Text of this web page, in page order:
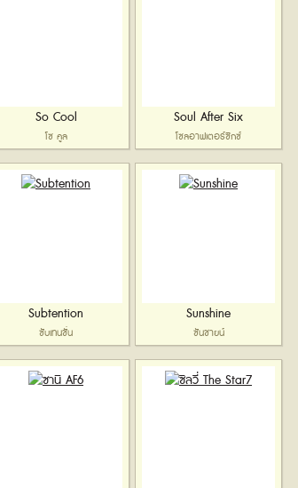
So Cool
โซ คูล
Soul After Six
โซลอาฟเตอร์ซิกซ์
Subtention
ซับเทนชั่น
Sunshine
ซันชายน์